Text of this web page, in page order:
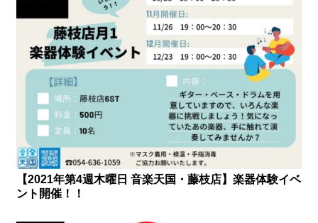
【2021年第4週木曜日 音楽天国・藤枝店】楽器体験イベ
ント開催！！